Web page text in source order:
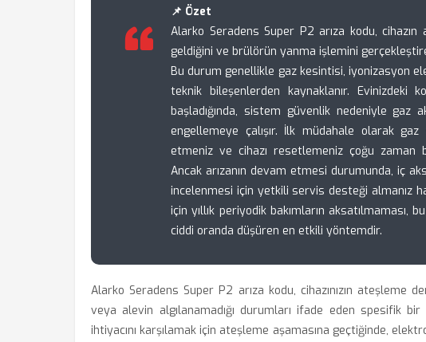
📌 Özet
Alarko Seradens Super P2 arıza kodu,
geldiğini ve brülörün yanma işlemini
Bu durum genellikle gaz kesintisi, iyonizasyon
teknik bileşenlerden kaynaklanır. Evinizdeki
başladığında, sistem güvenlik nedeniyle gaz
engellemeye çalışır. İlk müdahale olarak gaz
etmeniz ve cihazı resetlemeniz çoğu zaman
Ancak arızanın devam etmesi durumunda, iç
incelenmesi için yetkili servis desteği almanız
için yıllık periyodik bakımların aksatılmaması,
ciddi oranda düşüren en etkili yöntemdir.
Alarko Seradens Super P2 arıza kodu, cihazınızın ateşleme
veya alevin algılanamadığı durumları ifade eden spesifik bir
ihtiyacını karşılamak için ateşleme aşamasına geçtiğinde,